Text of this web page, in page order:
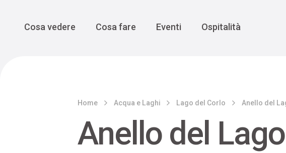
Main Navigation
Cosa vedere Cosa fare Eventi Ospitalità
Home Acqua e Laghi Lago del Corlo Anello del
Anello del